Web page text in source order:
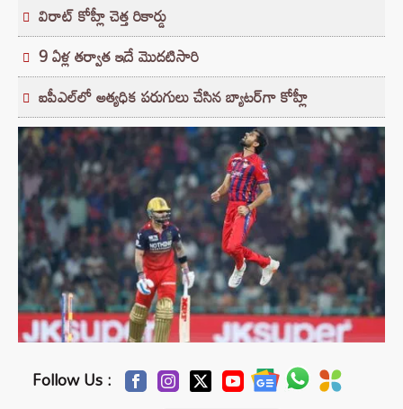
విరాట్ కోహ్లీ చెత్త రికార్డు
9 ఏళ్ల తర్వాత ఇదే మొదటిసారి
ఐపీఎల్‌లో అత్యధిక పరుగులు చేసిన బ్యాటర్‌గా కోహ్లీ
Follow Us :